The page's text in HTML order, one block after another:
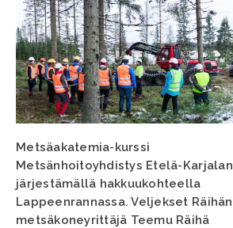
Metsäakatemia-kurssi
Metsänhoitoyhdistys Etelä-Karjalan
järjestämällä hakkuukohteella
Lappeenrannassa. Veljekset Räihän
metsäkoneyrittäjä Teemu Räihä